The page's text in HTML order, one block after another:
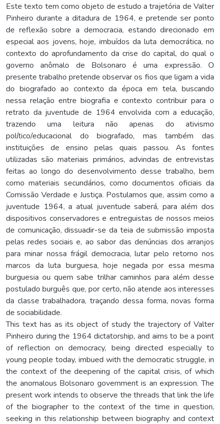
Este texto tem como objeto de estudo a trajetória de Valter
Pinheiro durante a ditadura de 1964, e pretende ser ponto
de reflexão sobre a democracia, estando direcionado em
especial aos jovens, hoje, imbuídos da luta democrática, no
contexto do aprofundamento da crise do capital, do qual o
governo anômalo de Bolsonaro é uma expressão. O
presente trabalho pretende observar os fios que ligam a vida
do biografado ao contexto da época em tela, buscando
nessa relação entre biografia e contexto contribuir para o
retrato da juventude de 1964 envolvida com a educação,
trazendo uma leitura não apenas do ativismo
político/educacional do biografado, mas também das
instituições de ensino pelas quais passou. As fontes
utilizadas são materiais primários, advindas de entrevistas
feitas ao longo do desenvolvimento desse trabalho, bem
como materiais secundários, como documentos oficiais da
Comissão Verdade e Justiça. Postulamos que, assim como a
juventude 1964, a atual juventude saberá, para além dos
dispositivos conservadores e entreguistas de nossos meios
de comunicação, dissuadir-se da teia de submissão imposta
pelas redes sociais e, ao sabor das denúncias dos arranjos
para minar nossa frágil democracia, lutar pelo retorno nos
marcos da luta burguesa, hoje negada por essa mesma
burguesia ou quem sabe trilhar caminhos para além desse
postulado burguês que, por certo, não atende aos interesses
da classe trabalhadora, traçando dessa forma, novas forma
de sociabilidade.
This text has as its object of study the trajectory of Valter
Pinheiro during the 1964 dictatorship, and aims to be a point
of reflection on democracy, being directed especially to
young people today, imbued with the democratic struggle, in
the context of the deepening of the capital crisis, of which
the anomalous Bolsonaro government is an expression. The
present work intends to observe the threads that link the life
of the biographer to the context of the time in question,
seeking in this relationship between biography and context